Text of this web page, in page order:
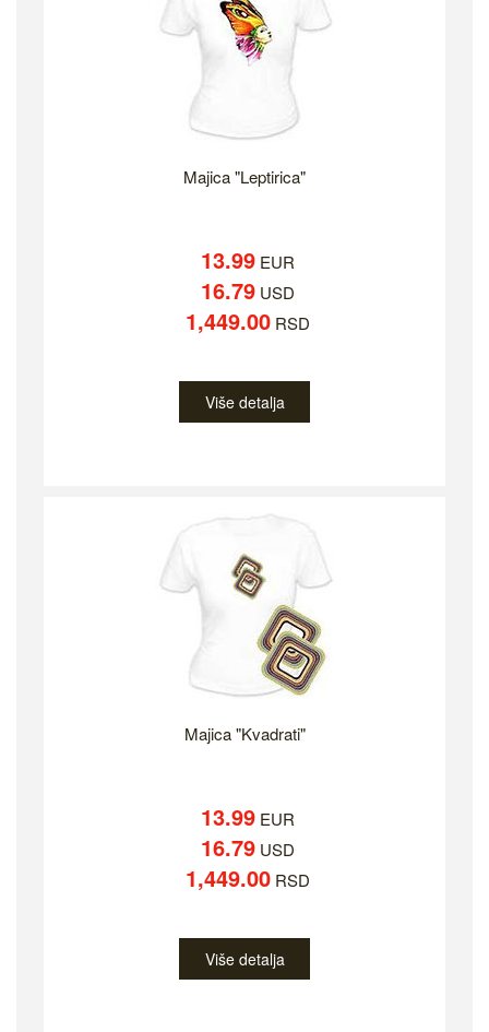
Majica "Leptirica"
13.99EUR
16.79USD
1,449.00RSD
Više detalja
Majica "Kvadrati"
13.99EUR
16.79USD
1,449.00RSD
Više detalja